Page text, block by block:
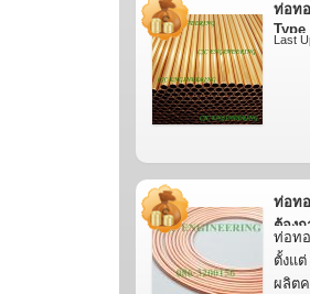
ท่อท
Type
Last
ท่อท
ต้องก
ท่อท
ตั้งแต่
ผลิตค